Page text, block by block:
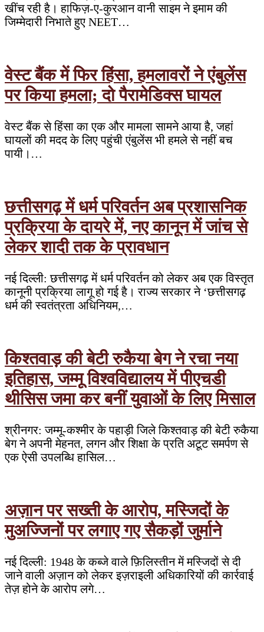
खींच रही है। हाफिज़-ए-कुरआन वानी साइम ने इमाम की
जिम्मेदारी निभाते हुए NEET…
वेस्ट बैंक में फिर हिंसा, हमलावरों ने एंबुलेंस
पर किया हमला; दो पैरामेडिक्स घायल
वेस्ट बैंक से हिंसा का एक और मामला सामने आया है, जहां
घायलों की मदद के लिए पहुंची एंबुलेंस भी हमले से नहीं बच
पायी।…
छत्तीसगढ़ में धर्म परिवर्तन अब प्रशासनिक
प्रक्रिया के दायरे में, नए कानून में जांच से
लेकर शादी तक के प्रावधान
नई दिल्ली: छत्तीसगढ़ में धर्म परिवर्तन को लेकर अब एक विस्तृत
कानूनी प्रक्रिया लागू हो गई है। राज्य सरकार ने ‘छत्तीसगढ़
धर्म की स्वतंत्रता अधिनियम,…
किश्तवाड़ की बेटी रुकैया बेग ने रचा नया
इतिहास, जम्मू विश्वविद्यालय में पीएचडी
थीसिस जमा कर बनीं युवाओं के लिए मिसाल
श्रीनगर: जम्मू-कश्मीर के पहाड़ी जिले किश्तवाड़ की बेटी रुकैया
बेग ने अपनी मेहनत, लगन और शिक्षा के प्रति अटूट समर्पण से
एक ऐसी उपलब्धि हासिल…
अज़ान पर सख्ती के आरोप, मस्जिदों के
मुअज्जिनों पर लगाए गए सैकड़ों जुर्माने
नई दिल्ली: 1948 के कब्जे वाले फ़िलिस्तीन में मस्जिदों से दी
जाने वाली अज़ान को लेकर इज़राइली अधिकारियों की कार्रवाई
तेज़ होने के आरोप लगे…